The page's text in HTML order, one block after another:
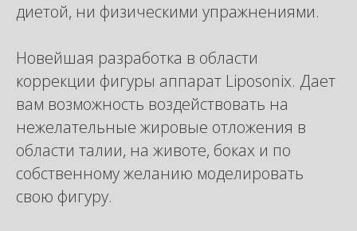
диетой, ни физическими упражнениями.
Новейшая разработка в области
коррекции фигуры аппарат Liposonix. Дает
вам возможность воздействовать на
нежелательные жировые отложения в
области талии, на животе, боках и по
собственному желанию моделировать
свою фигуру.